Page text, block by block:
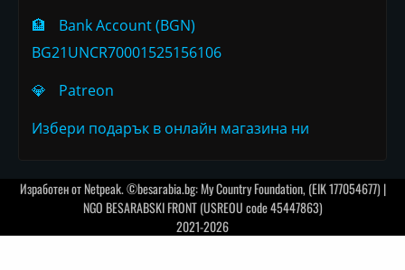
🏦
Bank Account (BGN)
BG21UNCR70001525156106
💎
Patreon
Избери подарък в онлайн магазина ни
Изработен отNetpeak. ©besarabia.bg: My Country Foundation, (EIK 177054677) |
NGO BESARABSKI FRONT (USREOU code 45447863)
2021-2026